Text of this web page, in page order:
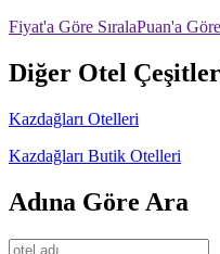
Fiyat'a Göre SıralaPuan'a
Diğer Otel
Kazdağları Otelleri
Kazdağları Butik Otelleri
Adına Göre Ara